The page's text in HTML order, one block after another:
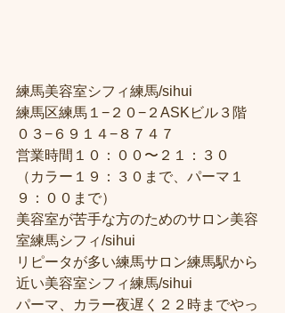
練馬美容室シフィ練馬/sihui
練馬区練馬１−２０−２ASKビル３階
０３−６９１４−８７４７
営業時間１０：００〜２１：３０
（カラー１９：３０まで、パーマ１
９：００まで）
美容室が苦手な方のためのサロン美容
室練馬シフィ/sihui
リピータが多い練馬サロン練馬駅から
近い美容室シフィ練馬/sihui
パーマ、カラー夜遅く２２時までやっ